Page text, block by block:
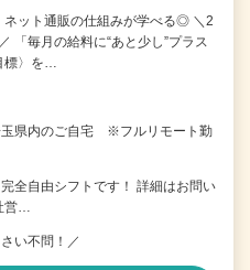
ネット通販の仕組みが学べる◎ ＼2
「毎月の給料に“あと少し”プラス
〉を…
玉県内のご自宅 ※フルリモート勤
全自由シフトです！ 詳細はお問い
営…
い不問！／